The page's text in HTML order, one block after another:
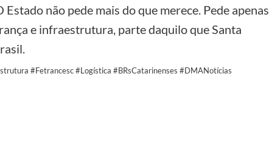
não pede mais do que merece. Pede apenas
e infraestrutura, parte daquilo que Santa
#Fetrancesc #Logística #BRsCatarinenses #DMANotícias